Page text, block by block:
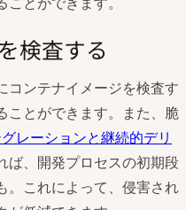
検査する
コンテナイメージを検査す
ことができます。また、脆
レーションと継続的デリ
ば、開発プロセスの初期段
。これによって、侵害され